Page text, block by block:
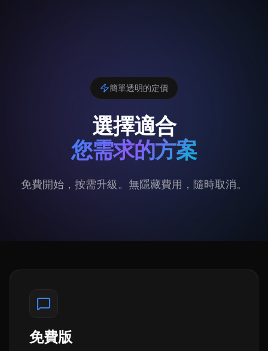
簡單透明的定價
選擇適合
您需求的方案
免費開始，按需升級。無隱藏費用，隨時取消。
免費版